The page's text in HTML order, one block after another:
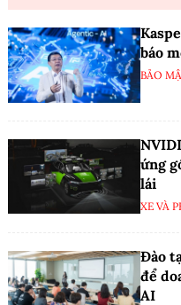
báo
BẢO
ứng
lái
XE VÀ
Đào
để
AI